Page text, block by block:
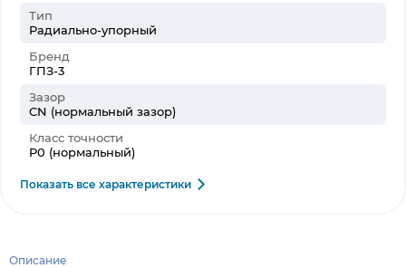
Тип
Радиально-упорный
Бренд
ГПЗ-3
Зазор
CN (нормальный зазор)
Класс точности
P0 (нормальный)
Показать все характеристики
Описание